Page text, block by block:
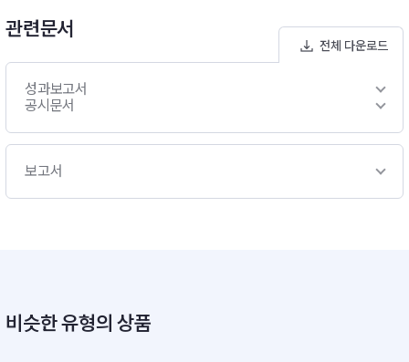
관련문서
전체 다운로드
성과보고서
공시문서
보고서
비슷한 유형의 상품